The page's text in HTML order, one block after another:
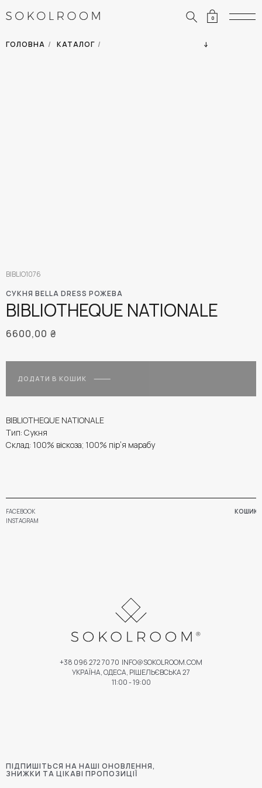
0
ГОЛОВНА / КАТАЛОГ /
СУКНЯ BELLA DRESS РОЖЕВА
BIBLIOTHEQUE NATIONALE
BIBLIO1076
6600,00 ₴
ДОДАТИ В КОШИК
BIBLIOTHEQUE NATIONALE
Тип: Сукня
Склад: 100% віскоза; 100% пірʼя марабу
FACEBOOK КОШИК
ПІДПИШІТЬСЯ НА НАШІ ОНОВЛЕННЯ,
ЗНИЖКИ ТА ЦІКАВІ ПРОПОЗИЦІЇ
+38 096 272 70 70 INFO@SOKOLROOM.COM
УКРАЇНА, ОДЕСА, РІШЕЛЬЄВСЬКА 27
11:00 - 19:00
INSTAGRAM